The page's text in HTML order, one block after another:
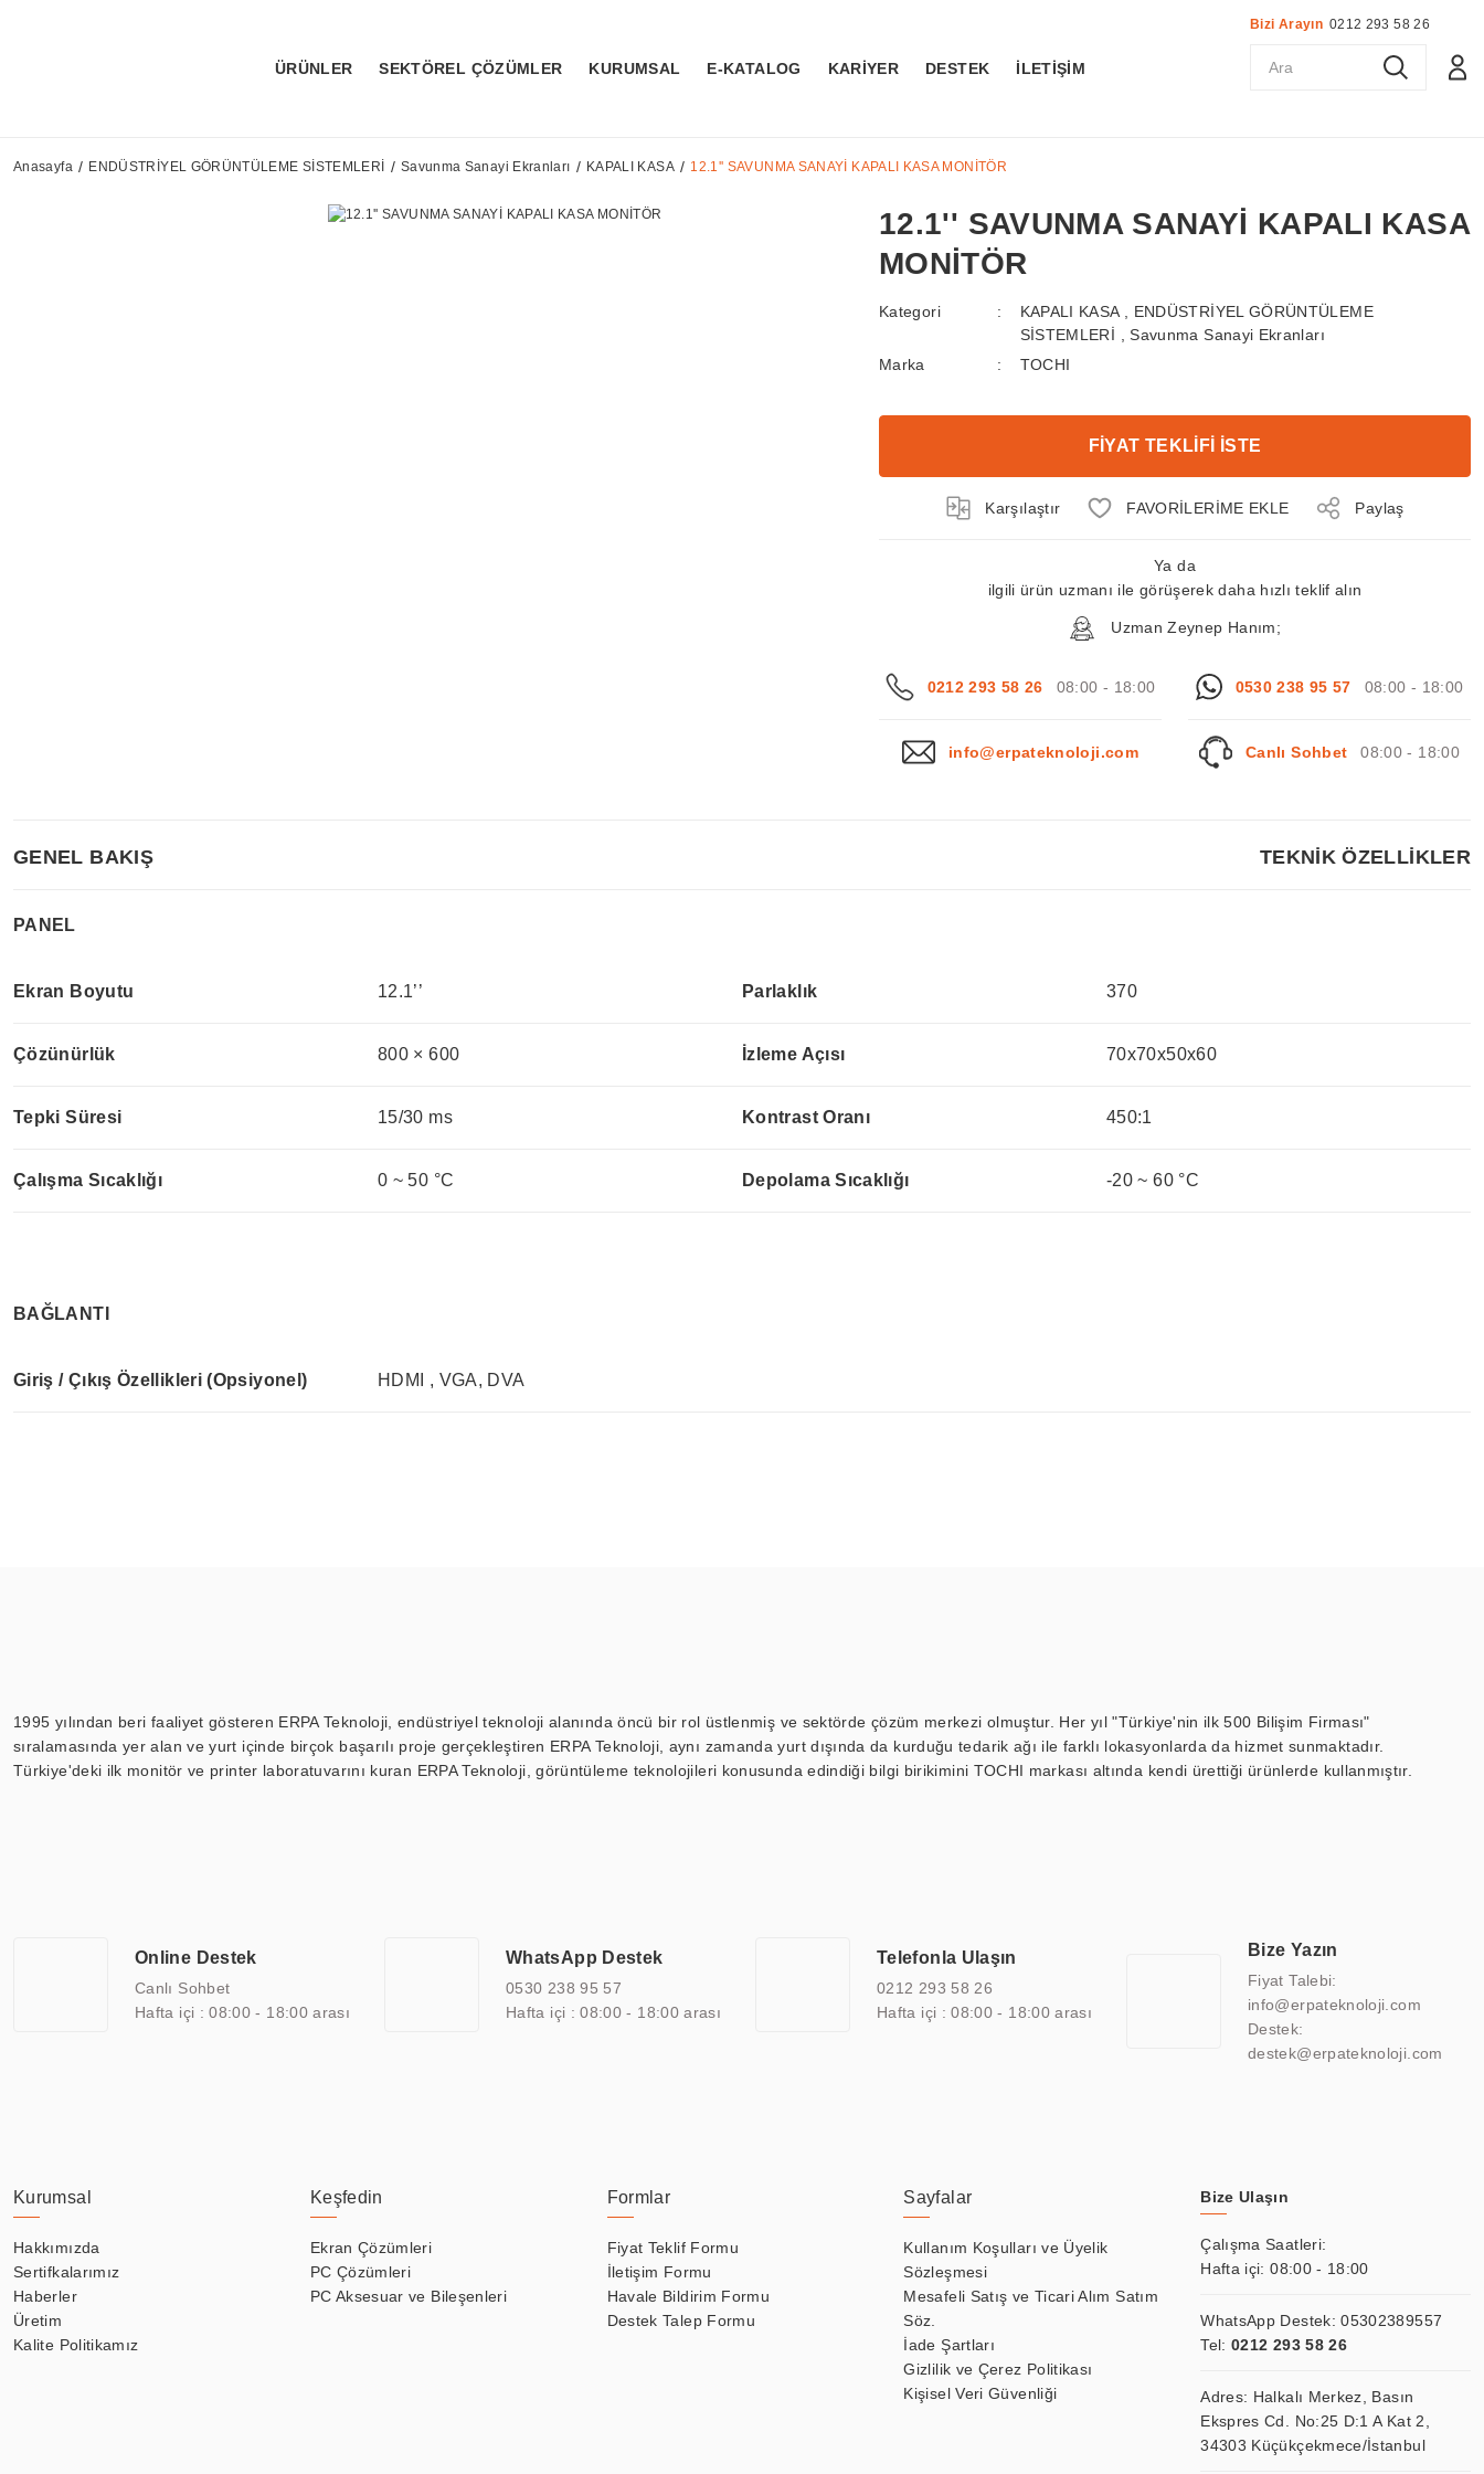
ÜRÜNLER SEKTÖREL ÇÖZÜMLER KURUMSAL E-KATALOG KARİYER DESTEK İLETİŞİM
Bizi Arayın 0212 293 58 26
Anasayfa ENDÜSTRİYEL GÖRÜNTÜLEME SİSTEMLERİ Savunma Sanayi Ekranları KAPALI KASA 12.1'' SAVUNMA SANAYİ KAPALI KASA MONİTÖR
12.1'' SAVUNMA SANAYİ KAPALI KASA
MONİTÖR
Kategori KAPALI KASA
ENDÜSTRİYEL GÖRÜNTÜLEME
SİSTEMLERİ
,Savunma Sanayi Ekranları
Marka
TOCHI
FİYAT TEKLİFİ İSTE
Karşılaştır Paylaş
Ya da
ilgili ürün uzmanı ile görüşerek daha hızlı teklif alın
Uzman Zeynep Hanım;
0212 293 58 26 08:00 - 18:00 0530 238 95 57 08:00 - 18:00
info@erpateknoloji.com Canlı Sohbet 08:00 - 18:00
GENEL BAKIŞ TEKNİK ÖZELLİKLER
PANEL
Ekran Boyutu 12.1’’ Parlaklık 370
Çözünürlük 800 × 600 İzleme Açısı 70x70x50x60
Tepki Süresi 15/30 ms Kontrast Oranı 450:1
Çalışma Sıcaklığı 0 ~ 50 °C Depolama Sıcaklığı -20 ~ 60 °C
BAĞLANTI
Giriş / Çıkış Özellikleri (Opsiyonel) HDMI , VGA, DVA
1995 yılından beri faaliyet gösteren ERPA Teknoloji, endüstriyel teknoloji alanında öncü bir rol üstlenmiş ve sektörde çözüm merkezi olmuştur. Her yıl "Türkiye'nin ilk 500 Bilişim Firması"
sıralamasında yer alan ve yurt içinde birçok başarılı proje gerçekleştiren ERPA Teknoloji, aynı zamanda yurt dışında da kurduğu tedarik ağı ile farklı lokasyonlarda da hizmet sunmaktadır.
Türkiye'deki ilk monitör ve printer laboratuvarını kuran ERPA Teknoloji, görüntüleme teknolojileri konusunda edindiği bilgi birikimini TOCHI markası altında kendi ürettiği ürünlerde kullanmıştır.
arasında yer almaktadır. ERPA Teknoloji, uluslararası standartlarda kalite belgelerine ve sertifikalara sahip olup, etik değerlere bağlı bir şekilde hareket etmektedir. Kaliteli ekipmanı, uzman kadroları,
yılların getirdiği bilgi ve tecrübe ile birleştiren ERPA Teknoloji, özel çözümleri ile iş ortaklarının öne çıkmasına ve sürekli gelişimine katkı sağlamaktadır.
Online Destek
Canlı Sohbet
Hafta içi : 08:00 - 18:00 arası
WhatsApp Destek
0530 238 95 57
Hafta içi : 08:00 - 18:00 arası
Telefonla Ulaşın
0212 293 58 26
Hafta içi : 08:00 - 18:00 arası
Bize Yazın
Fiyat Talebi:
info@erpateknoloji.com
Destek:
destek@erpateknoloji.com
Kurumsal
Hakkımızda
Sertifkalarımız
Haberler
Üretim
Kalite Politikamız
Keşfedin
Ekran Çözümleri
PC Çözümleri
PC Aksesuar ve Bileşenleri
Formlar
Fiyat Teklif Formu
İletişim Formu
Havale Bildirim Formu
Destek Talep Formu
Sayfalar
Kullanım Koşulları ve Üyelik
Sözleşmesi
Mesafeli Satış ve Ticari Alım Satım
Söz.
İade Şartları
Gizlilik ve Çerez Politikası
Kişisel Veri Güvenliği
Bize Ulaşın
Çalışma Saatleri:
Hafta içi: 08:00 - 18:00
WhatsApp Destek:05302389557
Tel: 0212 293 58 26
Adres: Halkalı Merkez, Basın
Ekspres Cd. No:25 D:1 A Kat 2,
34303 Küçükçekmece/İstanbul